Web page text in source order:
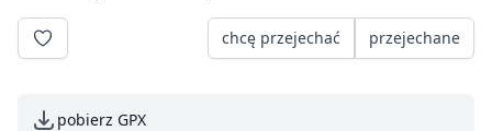
chcę przejechać przejechane
pobierz GPX